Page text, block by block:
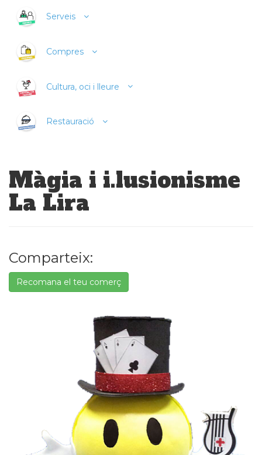
Serveis
Compres
Cultura, oci i lleure
Restauració
Màgia i i.lusionisme
La Lira
Comparteix:
Recomana el teu comerç